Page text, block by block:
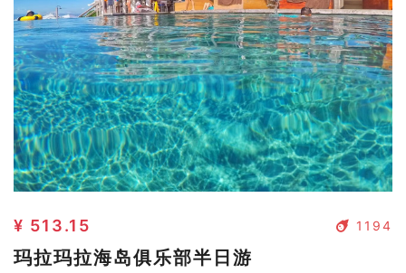
1194
¥ 513.15
玛拉玛拉海岛俱乐部半日游